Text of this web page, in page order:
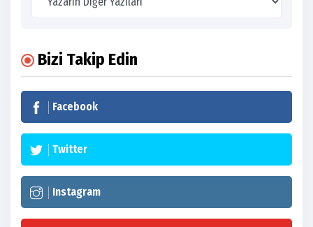
Bizi Takip Edin
Facebook
Twitter
Instagram